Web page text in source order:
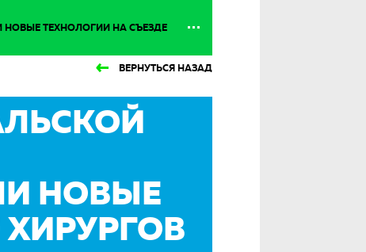
ТЕХНОЛОГИИ НА СЪЕЗДЕ
ВЕРНУТЬСЯ НАЗАД
НОВЫЕ